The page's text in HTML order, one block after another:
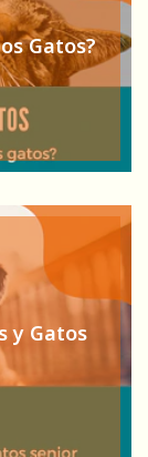
Gatos?
y Gatos